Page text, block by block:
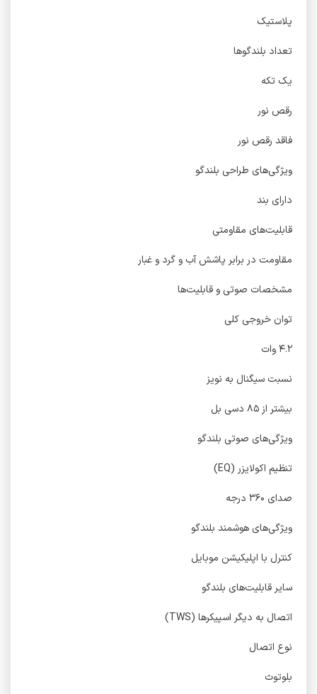
پلاستیک
تعداد بلندگوها
یک تکه
رقص نور
فاقد رقص نور
ویژگی‌های طراحی بلندگو
دارای بند
قابلیت‌های مقاومتی
مقاومت در برابر پاشش آب و گرد و غبار
مشخصات صوتی و قابلیت‌ها
توان خروجی کلی
۴.۲ وات
نسبت سیگنال به نویز
بیشتر از ۸۵ دسی بل
ویژگی‌های صوتی بلندگو
تنظیم اکولایزر (EQ)
صدای ۳۶۰ درجه
ویژگی‌های هوشمند بلندگو
کنترل با اپلیکیشن موبایل
سایر قابلیت‌های بلندگو
اتصال به دیگر اسپیکرها (TWS)
نوع اتصال
بلوتوث